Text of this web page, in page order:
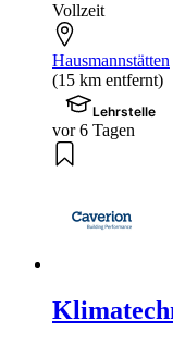
Vollzeit
Hausmannstätten
(15 km entfernt)
Lehrstelle
vor 6 Tagen